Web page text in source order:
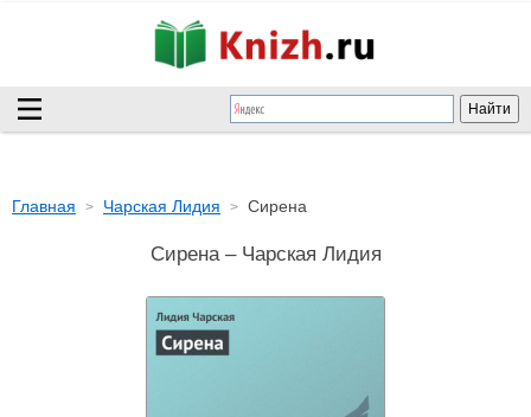
Главная Чарская Лидия Сирена
Сирена – Чарская Лидия